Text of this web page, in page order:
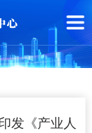
发《产业人